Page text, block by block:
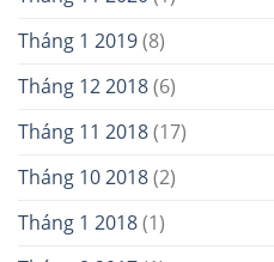
Tháng 1 2019(8)
Tháng 12 2018(6)
Tháng 11 2018(17)
Tháng 10 2018(2)
Tháng 1 2018(1)